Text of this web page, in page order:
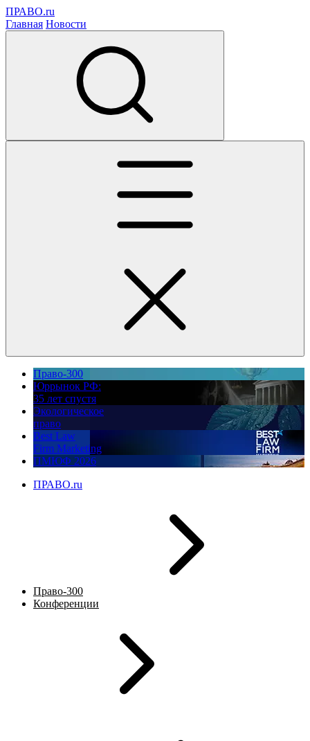
ПРАВО.ru
Главная Новости
Право-300
Юррынок РФ:
35 лет спустя
Экологическое
право
Best Law
Firm Marketing
ПМЮФ 2026
ПРАВО.ru
Право-300
Конференции